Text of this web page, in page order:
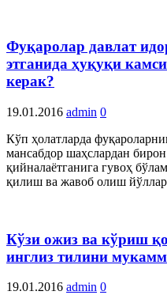
Фуқаролар давлат
этганида ҳуқуқи
керак?
19.01.2016 admin 0
Кўп ҳолатларда
мансабдор шаҳслардан
қийналаётганига гувоҳ
қилиш ва жавоб олиш
Кўзи ожиз ва кўриш
инглиз тилини
19.01.2016 admin 0